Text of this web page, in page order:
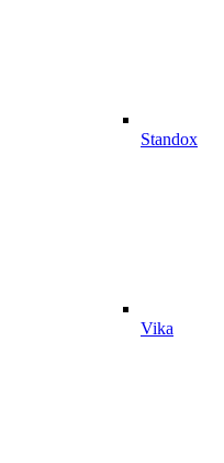
Standox
Vika